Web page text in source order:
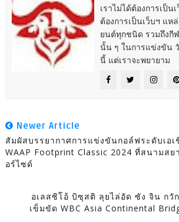
เราไม่ได้ต้องการเป็น
ต้องการเป็นเว็บฯ แห
ยนต์ทุกชนิด รวมถึงกี
นั้น ๆ ในการแข่งขัน
นี้ แต่เราจะพยายาม
Newer Article
สัมผัสบรรยากาศการแข่งขันกอล์ฟระดับเอ
WAAP Footprint Classic 2024 ที่สนามส
อร์ไซด์
อเลสซิโอ้ บิซุสติ ลุยไล่อัด ซัง จิน กวั
เข็มขัด WBC Asia Continental